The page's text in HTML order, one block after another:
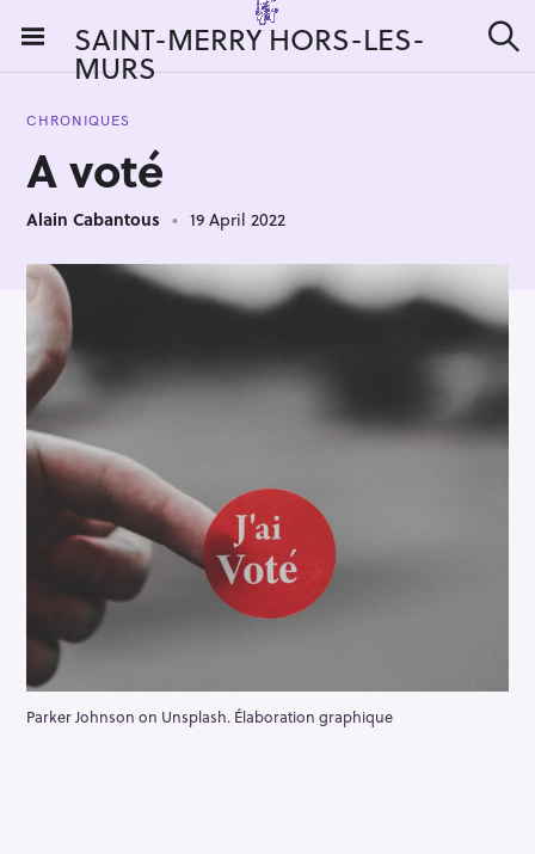
i
SAINT-MERRY HORS-LES-
MURS e
CHRONIQUES
A voté
Alain Cabantous 19 April 2022
Parker Johnson on Unsplash. Élaboration graphique